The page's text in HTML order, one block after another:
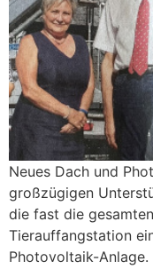
Neues Dach und
großzügigen
die fast die
Tierauffangstation
Photovoltaik-Anlage.